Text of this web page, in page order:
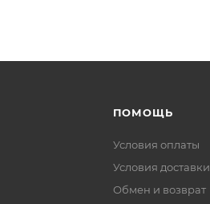
ПОМОЩЬ
Условия оплаты
Условия доставки
Обмен и возврат